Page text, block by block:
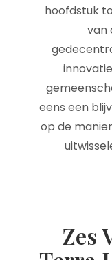
hoofdstuk
van
eens een
op de
Zes